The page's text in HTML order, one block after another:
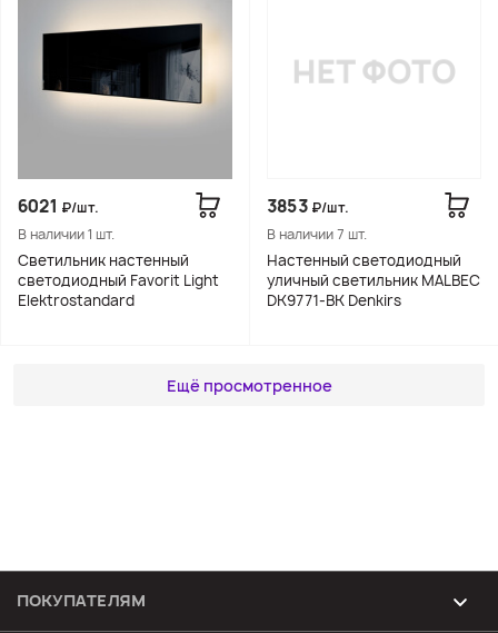
6021 ₽/шт.
В наличии 1 шт.
Светильник настенный
светодиодный Favorit Light
Elektrostandard
3853 ₽/шт.
В наличии 7 шт.
Настенный светодиодный
уличный светильник MALBEC
DK9771-BK Denkirs
Ещё просмотренное
ПОКУПАТЕЛЯМ